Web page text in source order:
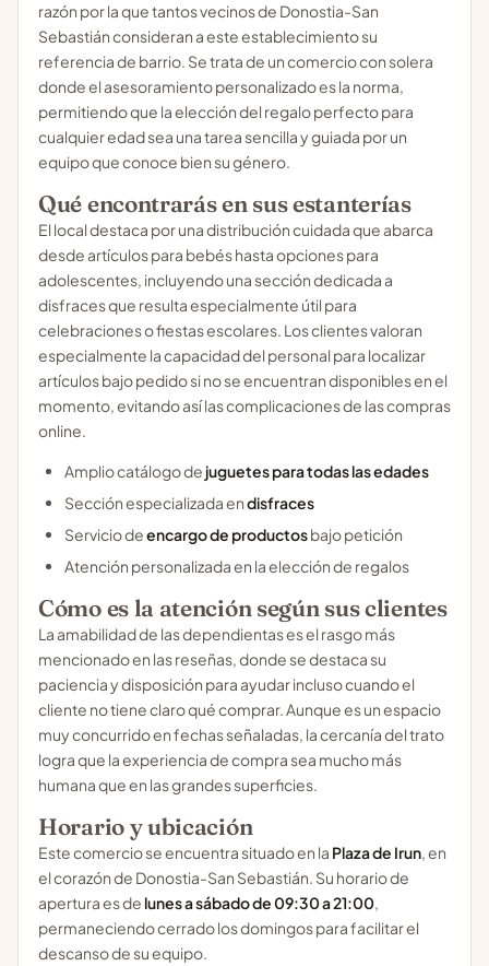
razón por la que tantos vecinos de Donostia-San
Sebastián consideran a este establecimiento su
referencia de barrio. Se trata de un comercio con solera
donde el asesoramiento personalizado es la norma,
permitiendo que la elección del regalo perfecto para
cualquier edad sea una tarea sencilla y guiada por un
equipo que conoce bien su género.
Qué encontrarás en sus estanterías
El local destaca por una distribución cuidada que abarca
desde artículos para bebés hasta opciones para
adolescentes, incluyendo una sección dedicada a
disfraces que resulta especialmente útil para
celebraciones o fiestas escolares. Los clientes valoran
especialmente la capacidad del personal para localizar
artículos bajo pedido si no se encuentran disponibles en el
momento, evitando así las complicaciones de las compras
online.
Amplio catálogo de juguetes para todas las edades
Sección especializada endisfraces
Servicio deencargo de productosbajo petición
Atención personalizada en la elección de regalos
Cómo es la atención según sus clientes
La amabilidad de las dependientas es el rasgo más
mencionado en las reseñas, donde se destaca su
paciencia y disposición para ayudar incluso cuando el
cliente no tiene claro qué comprar. Aunque es un espacio
muy concurrido en fechas señaladas, la cercanía del trato
logra que la experiencia de compra sea mucho más
humana que en las grandes superficies.
Horario y ubicación
Este comercio se encuentra situado en la Plaza de Irun, en
el corazón de Donostia-San Sebastián. Su horario de
apertura es de lunes a sábado de 09:30 a 21:00,
permaneciendo cerrado los domingos para facilitar el
descanso de su equipo.